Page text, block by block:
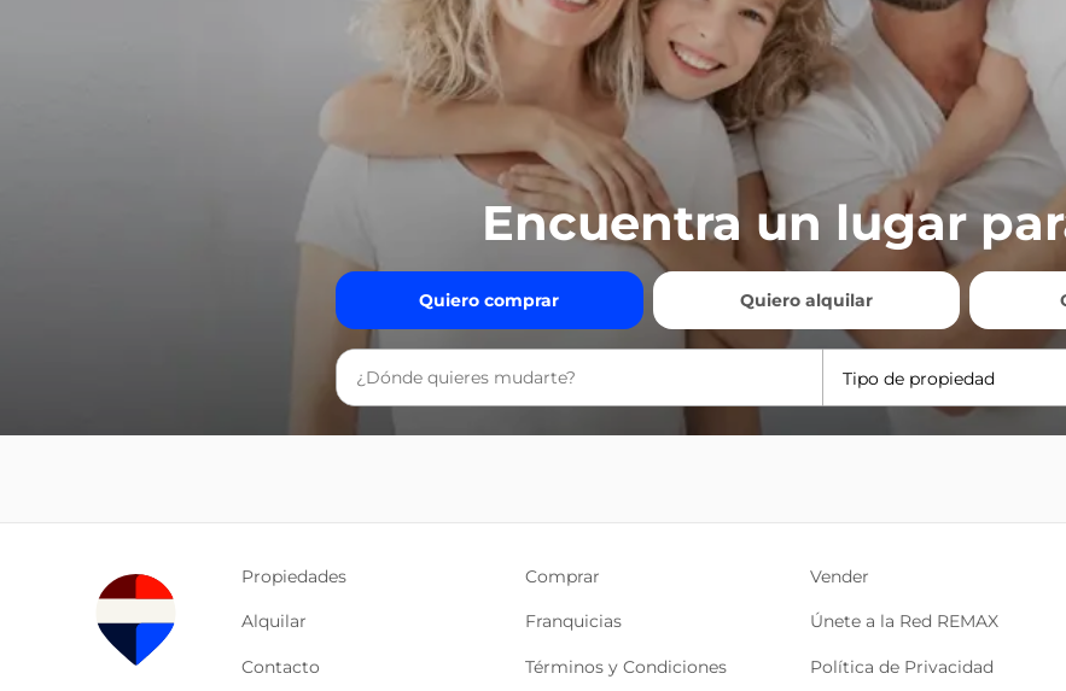
Encuentra un lugar
Quiero comprar Quiero alquilar
Tipo de propiedad
Propiedades Comprar Vender
Alquilar Franquicias Únete a la Red REMAX
Contacto Términos y Condiciones Política de Privacidad